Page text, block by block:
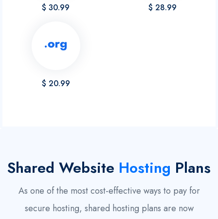
$ 30.99 $ 28.99
$ 20.99
Shared Website Hosting Plans
As one of the most cost-effective ways to pay for
secure hosting, shared hosting plans are now